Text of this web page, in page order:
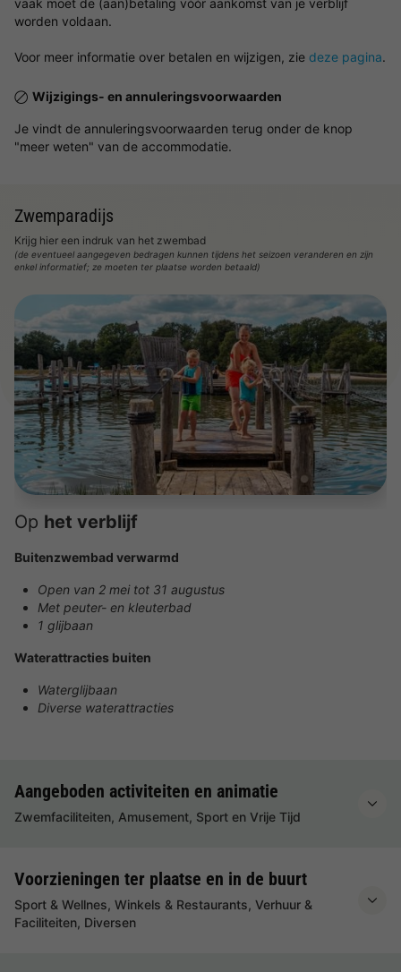
worden voldaan.
Voor meer informatie over betalen en wijzigen, zie deze pagina.
Wijzigings- en annuleringsvoorwaarden
Je vindt de annuleringsvoorwaarden terug onder de knop
"meer weten" van de accommodatie.
Zwemparadijs
Krijg hier een indruk van het zwembad
(de eventueel aangegeven bedragen kunnen tijdens het seizoen veranderen en zijn
enkel informatief; ze moeten ter plaatse worden betaald)
Op het verblijf
Buitenzwembad verwarmd
Open van 2 mei tot 31 augustus
Met peuter- en kleuterbad
1 glijbaan
Waterattracties buiten
Waterglijbaan
Diverse waterattracties
Aangeboden activiteiten en animatie
Zwemfaciliteiten, Amusement, Sport en Vrije Tijd
Voorzieningen ter plaatse en in de buurt
Sport & Wellnes, Winkels & Restaurants, Verhuur &
Faciliteiten, Diversen